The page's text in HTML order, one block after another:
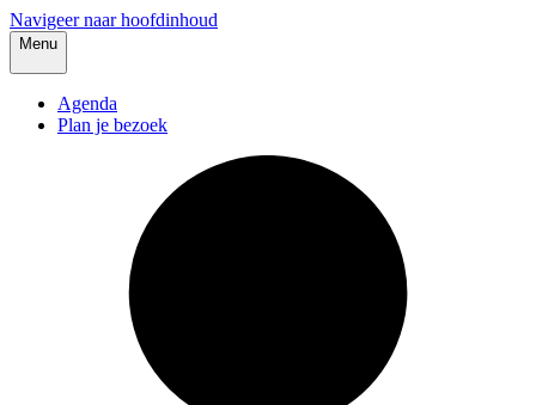
Navigeer naar hoofdinhoud
Menu
Agenda
Plan je bezoek